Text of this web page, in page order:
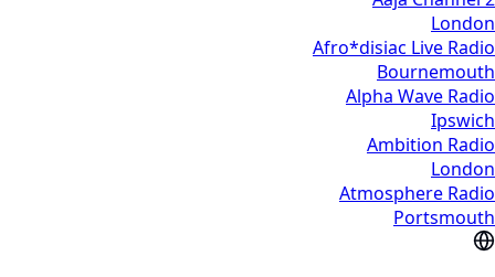
London
Afro*disiac Live Radio
Bournemouth
Alpha Wave Radio
Ipswich
Ambition Radio
London
Atmosphere Radio
Portsmouth